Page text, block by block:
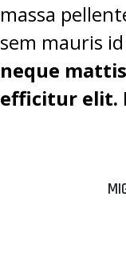
massa
sem mauris
neque
efficitur elit.